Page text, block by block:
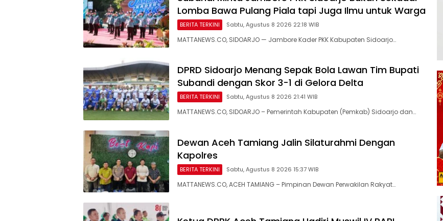
Lomba Bawa Pulang Piala tapi Juga Ilmu untuk Warga
BERITA TERKINI Sabtu, Agustus 8 2026 22:18 WIB
MATTANEWS.CO, SIDOARJO — Jambore Kader PKK Kabupaten Sidoarjo…
DPRD Sidoarjo Menang Sepak Bola Lawan Tim Bupati
Subandi dengan Skor 3-1 di Gelora Delta
BERITA TERKINI Sabtu, Agustus 8 2026 21:41 WIB
MATTANEWS.CO, SIDOARJO – Pemerintah Kabupaten (Pemkab) Sidoarjo dan…
Dewan Aceh Tamiang Jalin Silaturahmi Dengan
Kapolres
BERITA TERKINI Sabtu, Agustus 8 2026 15:37 WIB
MATTANEWS.CO, ACEH TAMIANG – Pimpinan Dewan Perwakilan Rakyat…